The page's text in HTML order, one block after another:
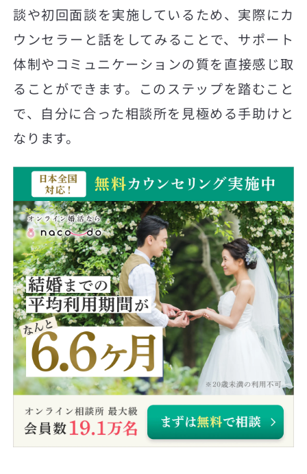
談や初回面談を実施しているため、実際にカ
ウンセラーと話をしてみることで、サポート
体制やコミュニケーションの質を直接感じ取
ることができます。このステップを踏むこと
で、自分に合った相談所を見極める手助けと
なります。